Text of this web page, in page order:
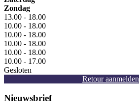
Zondag
13.00 - 18.00
10.00 - 18.00
10.00 - 18.00
10.00 - 18.00
10.00 - 18.00
10.00 - 17.00
Gesloten
Retour aanmelden
Nieuwsbrief